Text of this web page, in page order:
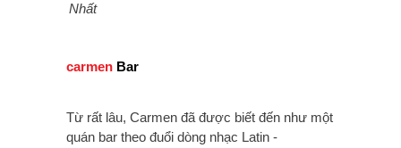
Nhất
carmen Bar
Từ rất lâu, Carmen đã được biết đến như một
quán bar theo đuổi dòng nhạc Latin -